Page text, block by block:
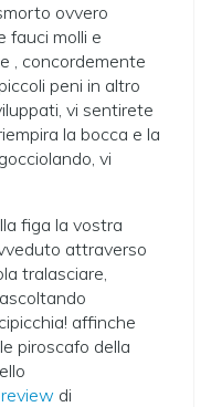
ovvero
fauci molli e
, concordemente
peni in altro
vi sentirete
la bocca e la
vi
figa la vostra
attraverso
tralasciare,
affinche
piroscafo della
di